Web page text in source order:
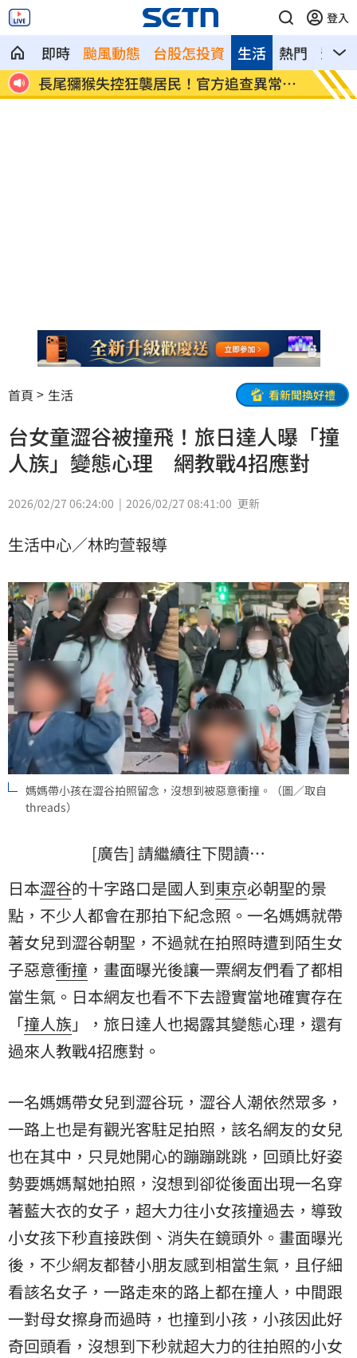
登入
即時 颱風動態 台股怎投資 熱門 影音
生活
、
長尾獼猴失控狂襲居民！官方追查異常原
因
伊波
首頁 生活 看新聞換好禮
台女童澀谷被撞飛！旅日達人曝「撞
人族」變態心理 網教戰4招應對
2026/02/27 06:24:00 2026/02/27 08:41:00 更新
生活中心／林昀萱報導
媽媽帶小孩在澀谷拍照留念，沒想到被惡意衝撞。（圖／取自
threads）
[廣告] 請繼續往下閱讀…
日本澀谷的十字路口是國人到東京必朝聖的景
點，不少人都會在那拍下紀念照。一名媽媽就帶
著女兒到澀谷朝聖，不過就在拍照時遭到陌生女
子惡意衝撞 ，畫面曝光後讓一票網友們看了都相
當生氣。日本網友也看不下去證實當地確實存在
「撞人族 」，旅日達人也揭露其變態心理，還有
過來人教戰4招應對。
一名媽媽帶女兒到澀谷玩，澀谷人潮依然眾多，
一路上也是有觀光客駐足拍照，該名網友的女兒
也在其中，只見她開心的蹦蹦跳跳，回頭比好姿
勢要媽媽幫她拍照，沒想到卻從後面出現一名穿
著藍大衣的女子，超大力往小女孩撞過去，導致
小女孩下秒直接跌倒、消失在鏡頭外。畫面曝光
後，不少網友都替小朋友感到相當生氣，且仔細
看該名女子，一路走來的路上都在撞人，中間跟
一對母女擦身而過時，也撞到小孩，小孩因此好
奇回頭看，沒想到下秒就超大力的往拍照的小女